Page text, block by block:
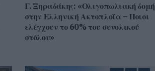
Γ. Ξηραδάκης: «Ολιγοπωλιακή δομή
στην Ελληνική Ακτοπλοΐα – Ποιοι
ελέγχουν το 60% του συνολικού
στόλου»